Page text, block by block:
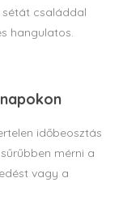
sétát családdal
hangulatos.
időbeosztás
mérni a
vagy a